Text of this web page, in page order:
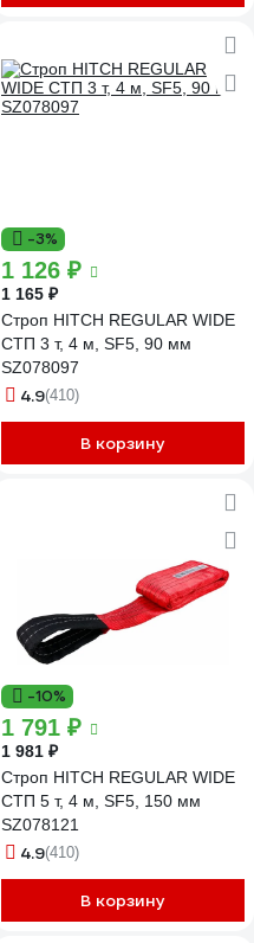
-3%
1 126 ₽
1 165 ₽
Строп HITCH REGULAR WIDE
СТП 3 т, 4 м, SF5, 90 мм
SZ078097
4.9(410)
В корзину
-10%
1 791 ₽
1 981 ₽
Строп HITCH REGULAR WIDE
СТП 5 т, 4 м, SF5, 150 мм
SZ078121
4.9(410)
В корзину